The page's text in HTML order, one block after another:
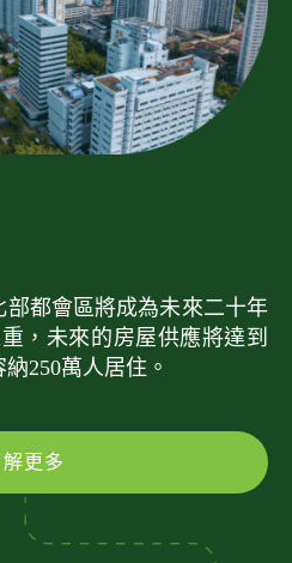
都會區將成為未來二十年
，未來的房屋供應將達到
250萬人居住。
解更多